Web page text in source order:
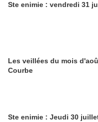
Ste enimie : vendredi 31
Les veillées du mois
Courbe
Ste enimie : Jeudi 30